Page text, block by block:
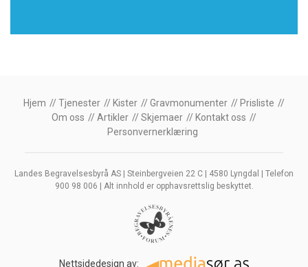
Hjem Tjenester Kister Gravmonumenter
Prisliste
Om oss
Artikler Skjemaer
Kontakt oss
Personvernerklæring
Landes Begravelsesbyrå AS | Steinbergveien 22 C | 4580 Lyngdal | Telefon
900 98 006 | Alt innhold er opphavsrettslig beskyttet.
Nettsidedesign av: